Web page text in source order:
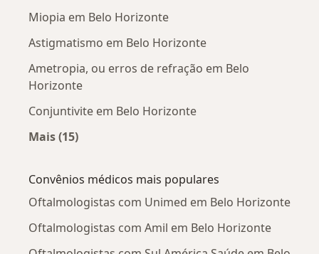
Miopia em Belo Horizonte
Astigmatismo em Belo Horizonte
Ametropia, ou erros de refração em Belo
Horizonte
Conjuntivite em Belo Horizonte
Mais (15)
Convênios médicos mais populares
Oftalmologistas com Unimed em Belo Horizonte
Oftalmologistas com Amil em Belo Horizonte